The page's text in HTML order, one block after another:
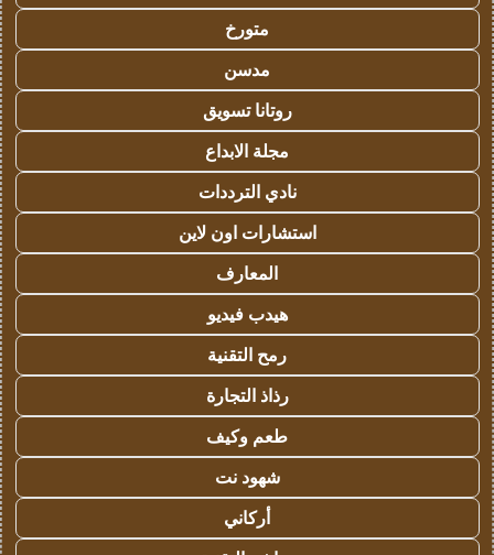
متورخ
مدسن
روتانا تسويق
مجلة الابداع
نادي الترددات
استشارات اون لاين
المعارف
هيدب فيديو
رمح التقنية
رذاذ التجارة
طعم وكيف
شهود نت
أركاني